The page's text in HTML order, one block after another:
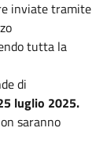
inviate tramite
tutta la
di
luglio 2025.
saranno